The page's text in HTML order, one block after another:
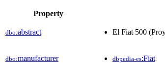
Property
dbo:abstract El Fiat 500
dbo:manufacturer dbpedia-es:Fiat